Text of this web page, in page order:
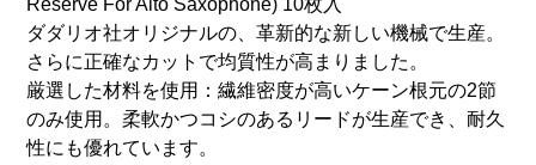
Reserve For Alto Saxophone) 10枚入
ダダリオ社オリジナルの、革新的な新しい機械で生産。
さらに正確なカットで均質性が高まりました。
厳選した材料を使用：繊維密度が高いケーン根元の2節
のみ使用。柔軟かつコシのあるリードが生産でき、耐久
性にも優れています。